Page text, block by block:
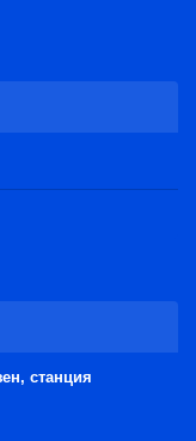
станция